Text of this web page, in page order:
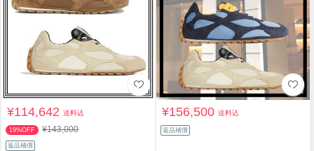
¥114,642送料込
19%OFF ¥143,000
返品補償
¥156,500送料込
返品補償